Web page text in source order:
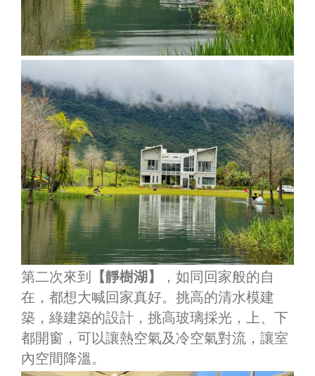
第二次來到 【靜樹湖】
，如同回家般的自
在，都想大喊回家真好。挑高的清水模建
築，綠建築的設計，挑高玻璃採光，上、下
都開窗，可以讓熱空氣及冷空氣對流，讓室
內空間降溫。